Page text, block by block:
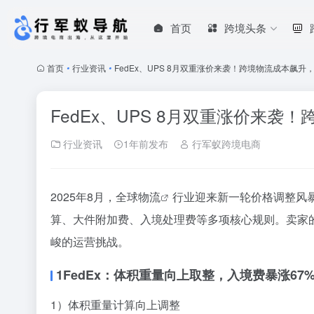
首页 跨境头条
首页 • 行业资讯 • FedEx、UPS 8月双重涨价来袭！跨境物流成本飙升
FedEx、UPS 8月双重涨价来袭！
行业资讯 1年前发布 行军蚁跨境电商
2025年8月，全球物流
行业迎来新一轮价格调整风
算、大件附加费、入境处理费等多项核心规则。卖
峻的运营挑战。
1FedEx：体积重量向上取整，入境费暴涨
1）体积重量计算向上调整